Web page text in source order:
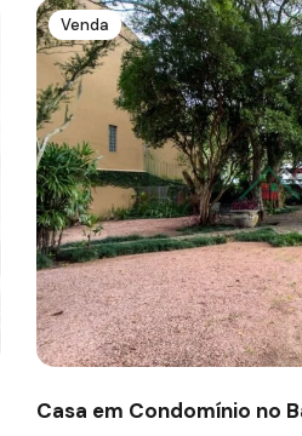
Venda
Casa em Condomínio no